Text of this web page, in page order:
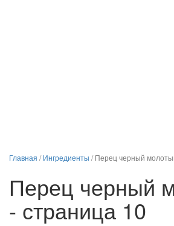
Главная /Ингредиенты /Перец черный
Перец черный
- страница 10